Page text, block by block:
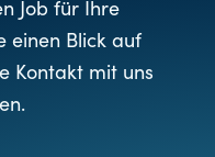
Job für Ihre
einen Blick auf
Kontakt mit uns